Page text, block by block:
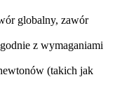
globalny, zawór
z wymaganiami
(takich jak